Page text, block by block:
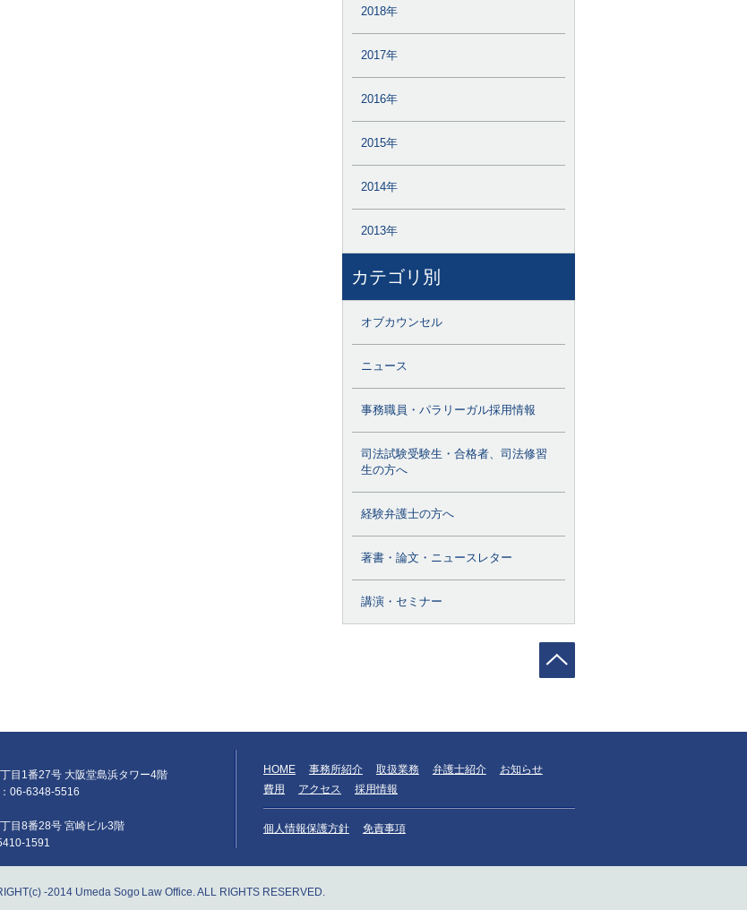
2018年
2017年
2016年
2015年
2014年
2013年
カテゴリ別
オブカウンセル
ニュース
事務職員・パラリーガル採用情報
司法試験受験生・合格者、司法修習
生の方へ
経験弁護士の方へ
著書・論文・ニュースレター
講演・セミナー
目1番27号 大阪堂島浜タワー4階
06-6348-5516
目8番28号 宮崎ビル3階
1591
HOME 事務所紹介 取扱業務 弁護士紹介
お知らせ
費用
アクセス 採用情報
個人情報保護方針 免責事項
-2014 Umeda Sogo Law Office. ALL RIGHTS RESERVED.